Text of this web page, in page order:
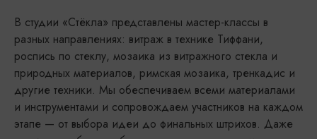
В студии «Стёкла» представлены мастер-классы в
разных направлениях: витраж в технике Тиффани,
роспись по стеклу, мозаика из витражного стекла и
природных материалов, римская мозаика, тренкадис и
другие техники. Мы обеспечиваем всеми материалами
и инструментами и сопровождаем участников на каждом
этапе — от выбора идеи до финальных штрихов. Даже